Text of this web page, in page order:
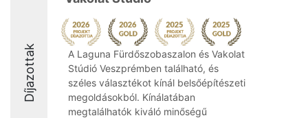
Díjazottak
A Laguna Fürdőszobaszalon és Vakolat
Stúdió Veszprémben található, és
széles választékot kínál belsőépítészeti
megoldásokból. Kínálatában
megtalálhatók kiváló minőségű